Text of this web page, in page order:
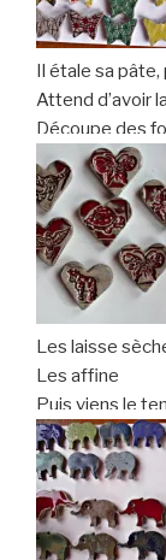
Il étale sa pâte,
Attend d’avoir
Découpe des
Les laisse
Les affine
Puis viens le